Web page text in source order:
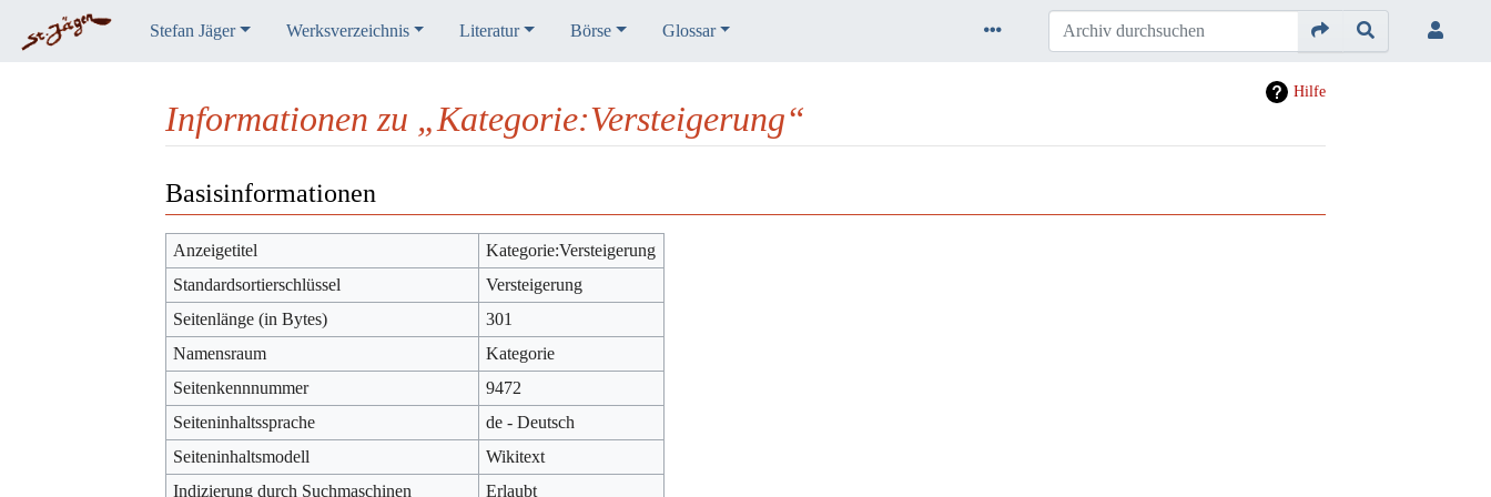
Stefan Jäger Werksverzeichnis Literatur Börse Glossar
Hilfe
Informationen zu „Kategorie:Versteigerung“
Basisinformationen
Anzeigetitel
Kategorie:Versteigerung
Standardsortierschlüssel
Versteigerung
Seitenlänge (in Bytes)
301
Namensraum
Kategorie
Seitenkennnummer
9472
Seiteninhaltssprache
de - Deutsch
Seiteninhaltsmodell
Wikitext
Indizierung durch Suchmaschinen
Erlaubt